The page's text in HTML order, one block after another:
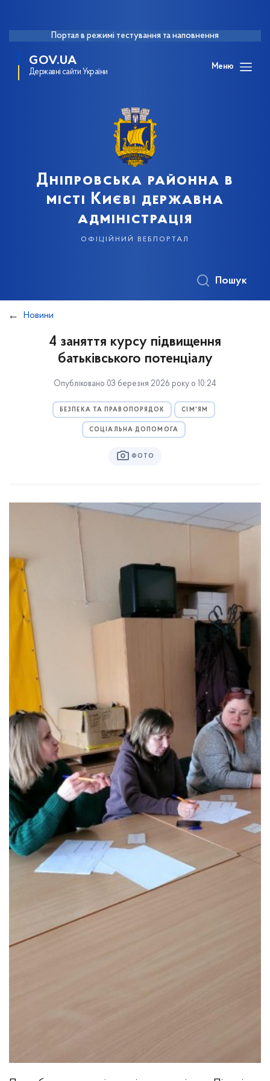
Портал в режимі тестування та наповнення
GOV.UA
Державні сайти України
Меню
Дніпровська районна в
місті Києві державна
адміністрація
офіційний вебпортал
Пошук
Новини
4 заняття курсу підвищення
батьківського потенціалу
Опубліковано 03 березня 2026 року о 10:24
БЕЗПЕКА ТА ПРАВОПОРЯДОК СІМ'ЯМ
СОЦІАЛЬНА ДОПОМОГА
ФОТО